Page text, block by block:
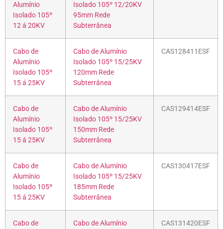
Alumínio
Isolado 105º
12 á 20KV
Isolado 105º 12/20KV
95mm Rede
Subterrânea
Cabo de
Alumínio
Isolado 105º
15 á 25KV
Cabo de Alumínio
Isolado 105º 15/25KV
120mm Rede
Subterrânea
CAS128411ESF
Cabo de
Alumínio
Isolado 105º
15 á 25KV
Cabo de Alumínio
Isolado 105º 15/25KV
150mm Rede
Subterrânea
CAS129414ESF
Cabo de
Alumínio
Isolado 105º
15 á 25KV
Cabo de Alumínio
Isolado 105º 15/25KV
185mm Rede
Subterrânea
CAS130417ESF
Cabo de
Cabo de Alumínio
CAS131420ESF